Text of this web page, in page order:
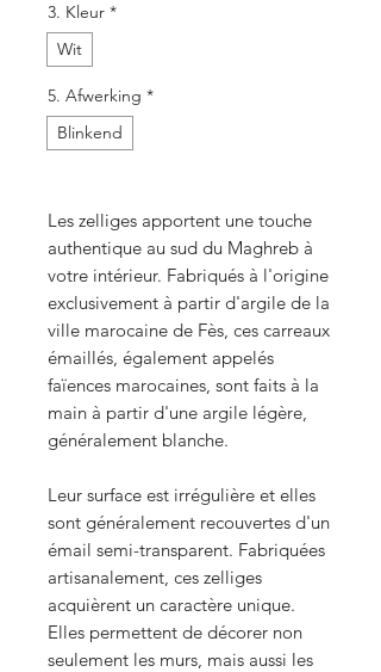
3. Kleur *
Wit
5. Afwerking *
Blinkend
Les zelliges apportent une touche
authentique au sud du Maghreb à
votre intérieur. Fabriqués à l'origine
exclusivement à partir d'argile de la
ville marocaine de Fès, ces carreaux
émaillés, également appelés
faïences marocaines, sont faits à la
main à partir d'une argile légère,
généralement blanche.
Leur surface est irrégulière et elles
sont généralement recouvertes d'un
émail semi-transparent. Fabriquées
artisanalement, ces zelliges
acquièrent un caractère unique.
Elles permettent de décorer non
seulement les murs, mais aussi les